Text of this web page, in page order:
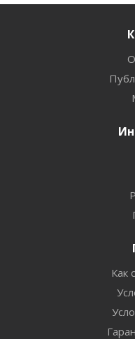
Как